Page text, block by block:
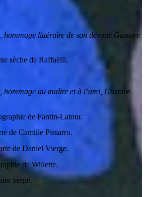
littéraire de son dévoué Gustave
sèche de Raffaëlli.
au maître et à l’ami, Gustave
de Fantin-Latour.
de Camille Pissarro.
de Daniel Vierge.
de Willette.
vergé.